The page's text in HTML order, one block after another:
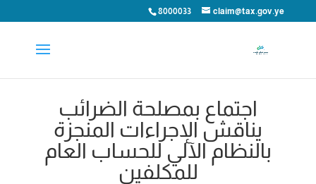
8000033 claim@tax.gov.ye
اجتماع بمصلحة الضرائب
يناقش الإجراءات المنجزة
بالنظام الآلي للحساب العام
للمكلفين